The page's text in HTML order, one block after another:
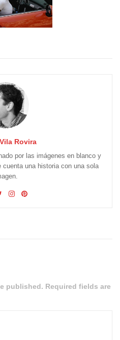
Rovira
por las imágenes en blanco y
cuenta una historia con una sola
published. Required fields are